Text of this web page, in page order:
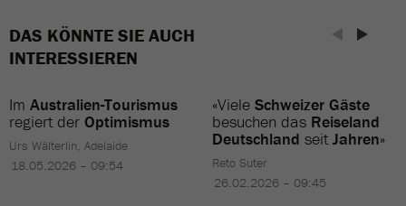
DAS KÖNNTE SIE AUCH
INTERESSIEREN
Im Australien-Tourismus
regiert der Optimismus
Urs Wälterlin, Adelaide
18.05.2026 – 09:54
«Viele Schweizer Gäste
besuchen das Reiseland
Deutschland seitJahren»
Reto Suter
26.02.2026 – 09:45